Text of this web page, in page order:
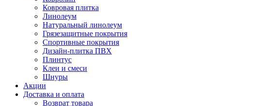
Ковровая плитка
Линолеум
Натуральный линолеум
Грязезащитные покрытия
Спортивные покрытия
Дизайн-плитка ПВХ
Плинтус
Клеи и смеси
Шнуры
Акции
Доставка и оплата
Возврат товара